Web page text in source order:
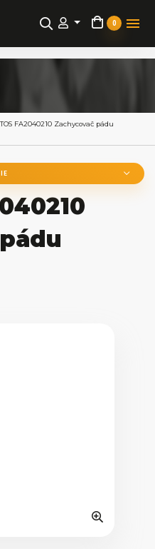
0
FA2040210 Zachycovač pádu